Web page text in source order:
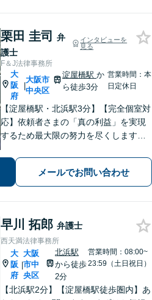
栗田 圭司
弁
護士
インタビューを
見る
F＆J法律事務所
大
阪
府
|
大阪市
中央区
淀屋橋駅か
ら徒歩3分
営業時間：本
日定休日
【淀屋橋駅・北浜駅3分】【完全個室対
応】依頼者さまの「真の利益」を実現
するため最大限の努力を尽くします。
応！裁判官から「粘り強い」と評価さ
れた交渉力が強み「表現できない不満
や怒りを丁寧なヒアリングで言語化」
メールでお問い合わせ
早川 拓郎 弁護士
西天満法律事務所
大
阪
府
|
大阪
市中
央区
北浜駅
から徒歩
2分
営業時間：08:00~
23:59（土日祝日）
【北浜駅2分】【淀屋橋駅徒歩圏内】あ